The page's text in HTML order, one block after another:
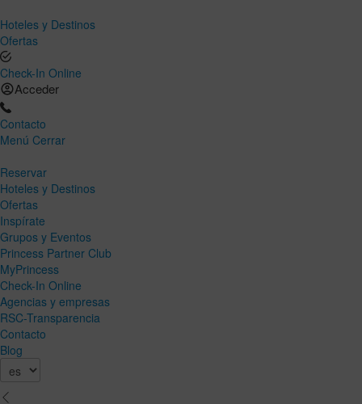
Hoteles y Destinos
Ofertas
Check-In Online
Acceder
Contacto
Menú Cerrar
Reservar
Hoteles y Destinos
Ofertas
Inspírate
Grupos y Eventos
Princess Partner Club
MyPrincess
Check-In Online
Agencias y empresas
RSC-Transparencia
Contacto
Blog